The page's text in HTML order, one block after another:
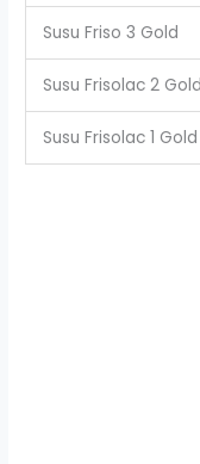
Susu Friso 3 Gold
Susu Frisolac 2 Gold
Susu Frisolac 1 Gold